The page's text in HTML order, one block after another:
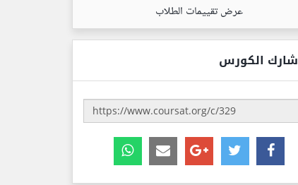
عرض تقييمات الطلاب
شارك الكورس